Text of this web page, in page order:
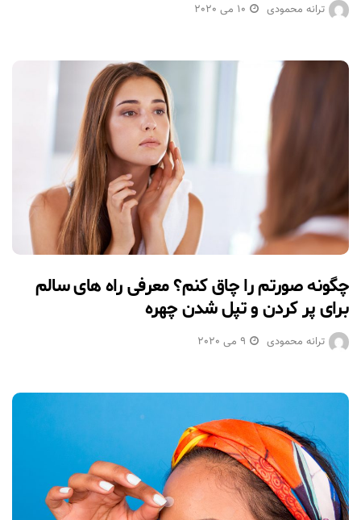
ترانه محمودی 10 می 2020
چگونه صورتم را چاق کنم؟ معرفی راه های سالم
برای پر کردن و تپل شدن چهره
ترانه محمودی 9 می 2020